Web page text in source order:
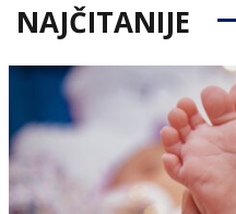
NAJČITANIJE